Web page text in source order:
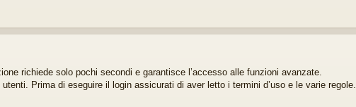
richiede solo pochi secondi e garantisce l’accesso alle funzioni avanzate.
Prima di eseguire il login assicurati di aver letto i termini d’uso e le varie regole.